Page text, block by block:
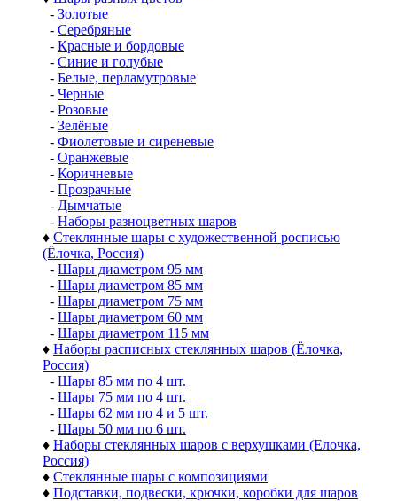
- Золотые
- Серебряные
- Красные и бордовые
- Синие и голубые
- Белые, перламутровые
- Черные
- Розовые
- Зелёные
- Фиолетовые и сиреневые
- Оранжевые
- Коричневые
- Прозрачные
- Дымчатые
- Наборы разноцветных шаров
♦ Стеклянные шары с художественной росписью
(Ёлочка, Россия)
- Шары диаметром 95 мм
- Шары диаметром 85 мм
- Шары диаметром 75 мм
- Шары диаметром 60 мм
- Шары диаметром 115 мм
♦ Наборы расписных стеклянных шаров (Ёлочка,
Россия)
- Шары 85 мм по 4 шт.
- Шары 75 мм по 4 шт.
- Шары 62 мм по 4 и 5 шт.
- Шары 50 мм по 6 шт.
♦ Наборы стеклянных шаров с верхушками (Елочка,
Россия)
♦ Стеклянные шары с композициями
♦ Подставки, подвески, крючки, коробки для шаров